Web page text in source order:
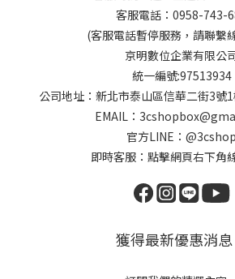
客服電話：0958-743-
(客服電話暫停服務，請聯繫
京明數位企業有限公
統一編號:97513934
公司地址：新北市泰山區信華二街3號1
EMAIL：
官方LINE：@3cshop
即時客服：點擊網頁右下角
獲得最新優惠消息